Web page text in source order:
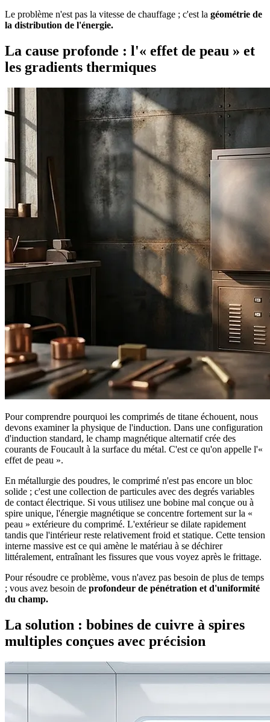
Le problème n'est pas la vitesse de chauffage ; c'est la géométrie de
la distribution de l'énergie.
La cause profonde : l'« effet de peau » et
les gradients thermiques
Pour comprendre pourquoi les comprimés de titane échouent, nous
devons examiner la physique de l'induction. Dans une configuration
d'induction standard, le champ magnétique alternatif crée des
courants de Foucault à la surface du métal. C'est ce qu'on appelle l'«
effet de peau ».
En métallurgie des poudres, le comprimé n'est pas encore un bloc
solide ; c'est une collection de particules avec des degrés variables
de contact électrique. Si vous utilisez une bobine mal conçue ou à
spire unique, l'énergie magnétique se concentre fortement sur la «
peau » extérieure du comprimé. L'extérieur se dilate rapidement
tandis que l'intérieur reste relativement froid et statique. Cette tension
interne massive est ce qui amène le matériau à se déchirer
littéralement, entraînant les fissures que vous voyez après le frittage.
Pour résoudre ce problème, vous n'avez pas besoin de plus de temps
; vous avez besoin de profondeur de pénétration et d'uniformité
du champ.
La solution : bobines de cuivre à spires
multiples conçues avec précision